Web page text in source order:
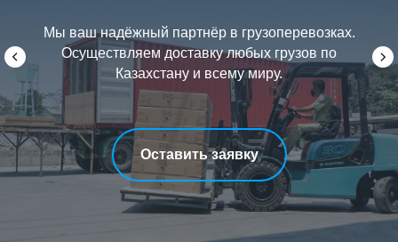
Мы ваш надёжный партнёр в грузоперевозках.
Осуществляем доставку любых грузов по
Казахстану и всему миру.
Оставить заявку